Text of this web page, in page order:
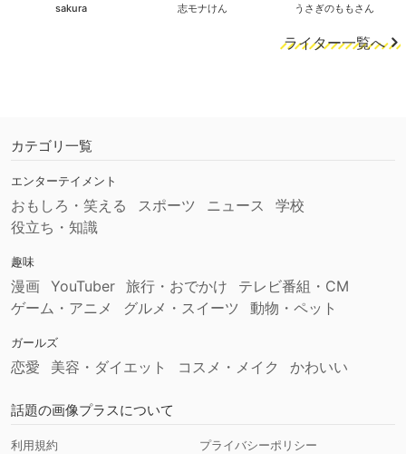
sakura 志モナけん うさぎのももさん
ライター一覧へ
カテゴリ一覧
エンターテイメント
おもしろ・笑える スポーツ ニュース
学校
役立ち・知識
趣味
漫画 YouTuber 旅行・おでかけ
テレビ番組・CM
ゲーム・アニメ
グルメ・スイーツ 動物・ペット
ガールズ
恋愛 美容・ダイエット コスメ・メイク かわいい
話題の画像プラスについて
利用規約 プライバシーポリシー